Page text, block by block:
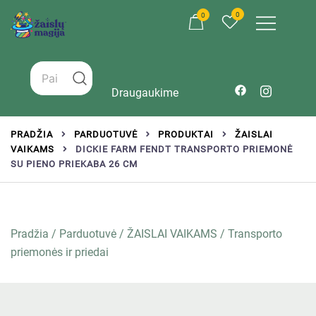
0 0
Draugaukime
PRADŽIA PARDUOTUVĖ PRODUKTAI
ŽAISLAI
VAIKAMS
DICKIE FARM FENDT TRANSPORTO PRIEMONĖ
SU PIENO PRIEKABA 26 CM
Pradžia / Parduotuvė / ŽAISLAI VAIKAMS / Transporto
priemonės ir priedai